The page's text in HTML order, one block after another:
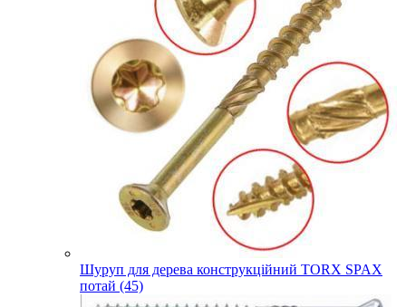
Шуруп для дерева конструкційний TORX SPAX
потай (45)